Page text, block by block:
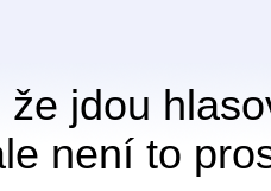
že jdou
není to